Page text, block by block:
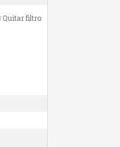
Quitar filtro